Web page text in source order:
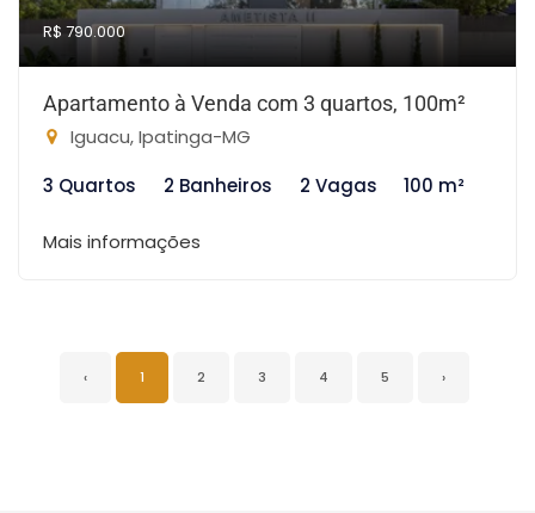
R$ 790.000
Apartamento à Venda com 3 quartos, 100m²
Iguacu, Ipatinga-MG
3 Quartos
2 Banheiros 2 Vagas 100 m²
Mais informações
‹ 1 2 3 4 5 ›